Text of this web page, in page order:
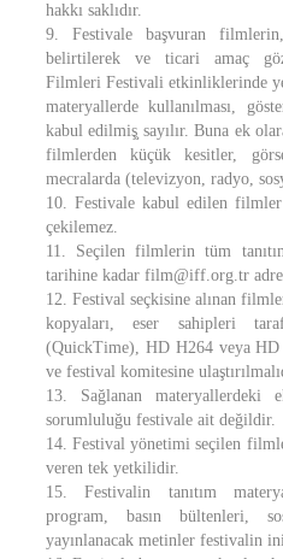
hakkı saklıdır.
9. Festivale başvuran
belirtilerek ve ticari amaç
Filmleri Festivali etkinliklerinde
materyallerde kullanılması,
kabul edilmiş̧ sayılır. Buna ek
filmlerden küçük kesitler,
mecralarda (televizyon, radyo,
10. Festivale kabul edilen
çekilemez.
11. Seçilen filmlerin tüm
tarihine kadar film@iff.org.tr
12. Festival seçkisine alınan
kopyaları, eser sahipleri
(QuickTime), HD H264 veya HD
ve festival komitesine
13. Sağlanan
sorumluluğu festivale ait değildir.
14. Festival yönetimi seçilen
veren tek yetkilidir.
15. Festivalin tanıtım
program, basın bültenleri,
yayınlanacak metinler festivalin